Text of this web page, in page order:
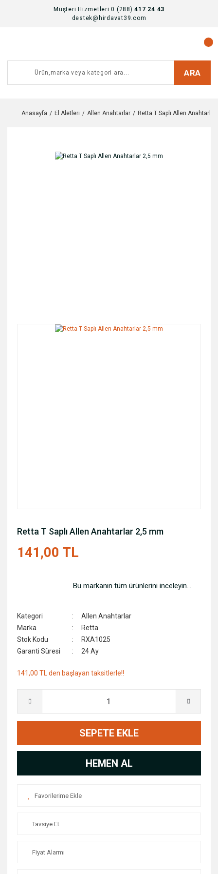
Müşteri Hizmetleri 0 (288)417 24 43
destek@hirdavat39.com
ARA
Anasayfa El Aletleri Allen Anahtarlar Retta T Saplı Allen
Retta T Saplı Allen Anahtarlar 2,5 mm
141,00 TL
Bu markanın tüm ürünlerini inceleyin...
Kategori
Allen Anahtarlar
Marka
Retta
Stok Kodu
RXA1025
Garanti Süresi
24 Ay
141,00 TL den başlayan taksitlerle!!
SEPETE EKLE
HEMEN AL
Tavsiye Et
Fiyat Alarmı